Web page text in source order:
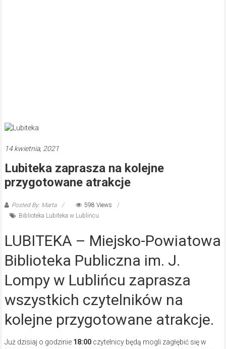
14 kwietnia, 2021
Lubiteka zaprasza na kolejne
przygotowane atrakcje
Posted By: Marta
598 Views
Biblioteka Lubiteka w Lublińcu
LUBITEKA – Miejsko-Powiatowa
Biblioteka Publiczna im. J.
Lompy w Lublińcu zaprasza
wszystkich czytelników na
kolejne przygotowane atrakcje.
Już dzisiaj o godzinie 18:00czytelnicy będą mogli zagłębić się w